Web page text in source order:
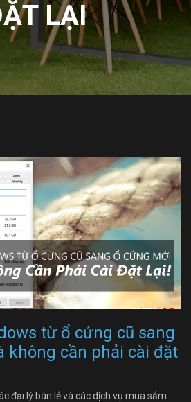
LẠI
từ ổ cứng cũ sang
không cần phải cài đặt
đại lý bán lẻ và các dịch vụ mua sắm